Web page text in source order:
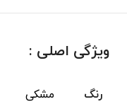
ویژگی اصلی :
رنگ مشکی